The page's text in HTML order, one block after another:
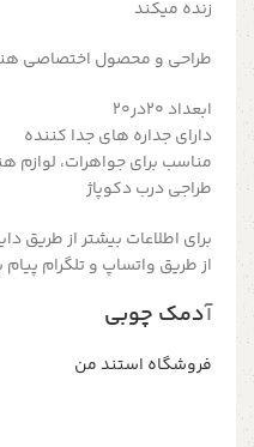
زنده میکند
طراحی و محصول اختصاصی
ابعداد ۲۰در۲۰
دارای جداره های جدا کننده
مناسب برای جواهرات، لوازم
طراجی درب دکوپاژ
از طریق واتساپ و تلگرام پیام
آدمک چوبی
فروشگاه استند من